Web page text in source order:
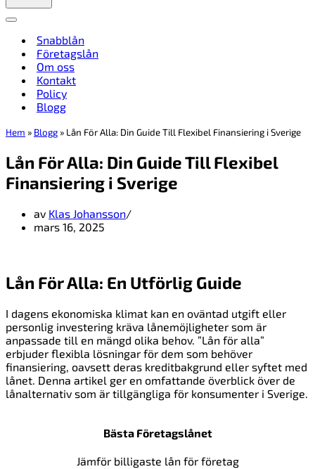
Navigeringsmeny
Snabblån
Företagslån
Om oss
Kontakt
Policy
Blogg
Hem » Blogg » Lån För Alla: Din Guide Till Flexibel Finansiering i Sverige
Lån För Alla: Din Guide Till Flexibel
Finansiering i Sverige
av Klas Johansson
mars 16, 2025
Lån För Alla: En Utförlig Guide
I dagens ekonomiska klimat kan en oväntad utgift eller
personlig investering kräva lånemöjligheter som är
anpassade till en mängd olika behov. ”Lån för alla”
erbjuder flexibla lösningar för dem som behöver
finansiering, oavsett deras kreditbakgrund eller syftet med
lånet. Denna artikel ger en omfattande överblick över de
lånalternativ som är tillgängliga för konsumenter i Sverige.
Bästa Företagslånet
Jämför billigaste lån för företag